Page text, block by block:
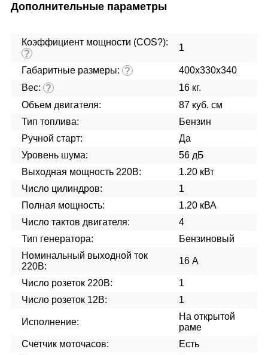
Дополнительные параметры
Коэффициент мощности (COS?):
?
1
Габаритные размеры: ?
400x330x340
Вес: ?
16 кг.
Объем двигателя:
87 куб. см
Тип топлива:
Бензин
Ручной старт:
Да
Уровень шума:
56 дБ
Выходная мощность 220В:
1.20 кВт
Число цилиндров:
1
Полная мощность:
1.20 кВА
Число тактов двигателя:
4
Тип генератора:
Бензиновый
Номинальный выходной ток
220В:
16 А
Число розеток 220В:
1
Число розеток 12В:
1
Исполнение:
На открытой
раме
Счетчик моточасов:
Есть